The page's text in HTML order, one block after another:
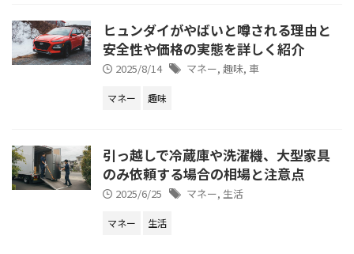
ヒュンダイがやばいと噂される理由と
安全性や価格の実態を詳しく紹介
2025/8/14 マネー, 趣味, 車
マネー 趣味
引っ越しで冷蔵庫や洗濯機、大型家具
のみ依頼する場合の相場と注意点
2025/6/25 マネー, 生活
マネー 生活